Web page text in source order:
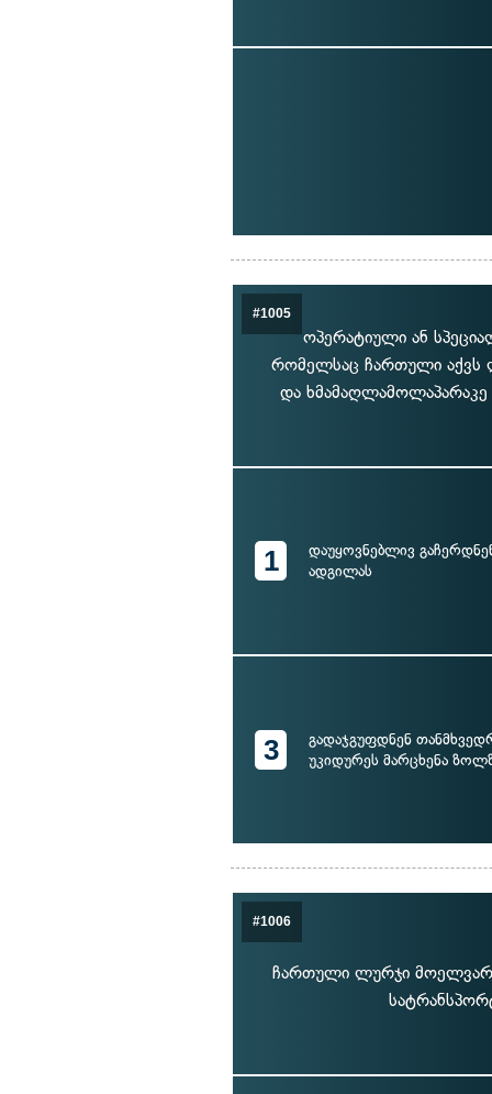
#1005
ოპერატიული ან
რომელსაც ჩართული აქვს
და ხმამაღლამოლაპარაკე
1
დაუყოვნებლივ
ადგილას
3
გადაჯგუფდნენ
უკიდურეს მარცხენა
#1006
ჩართული ლურჯი მოელვარე